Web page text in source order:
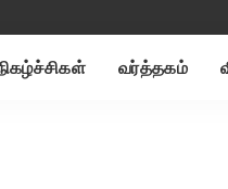
வர்த்தகம்